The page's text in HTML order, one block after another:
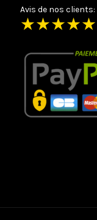
Avis de nos clients:
★★★★★